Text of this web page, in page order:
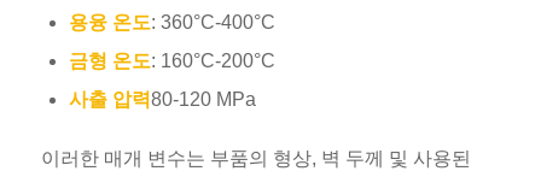
용융 온도: 360°C-400°C
금형 온도: 160°C-200°C
사출 압력80-120 MPa
이러한 매개 변수는 부품의 형상, 벽 두께 및 사용된